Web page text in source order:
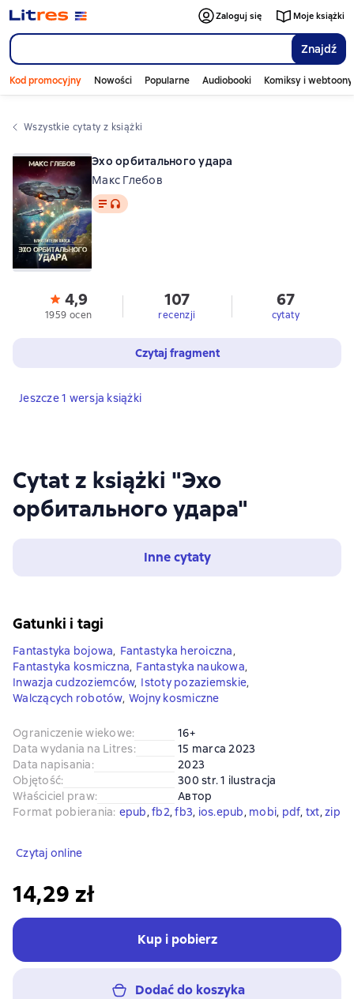
Znajdź
Zaloguj się Moje książki
Kod promocyjny Nowości Popularne Audiobooki Komiksy i webtoony
Wszystkie cytaty z książki
Cytat z książki "Эхо
орбитального удара"
Inne cytaty
Эхо орбитального удара
Макс Глебов
Tekst, format audio dostępny
4,9
1959 ocen
107
recenzji
67
cytaty
Czytaj fragment
Jeszcze 1 wersja książki
Gatunki i tagi
Fantastyka bojowa, Fantastyka heroiczna,
Fantastyka kosmiczna, Fantastyka naukowa,
Inwazja cudzoziemców, Istoty pozaziemskie,
Walczących robotów, Wojny kosmiczne
Ograniczenie wiekowe:
16+
Data wydania na Litres:
15 marca 2023
Data napisania:
2023
Objętość:
300 str. 1 ilustracja
Właściciel praw:
Автор
Format pobierania: epub, fb2, fb3, ios.epub, mobi, pdf, txt, zip
Czytaj online
14,29 zł
Kup i pobierz
Dodać do koszyka